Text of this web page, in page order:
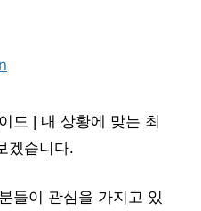
드 | 내 상황에 맞는 최
겠습니다.
들이 관심을 가지고 있